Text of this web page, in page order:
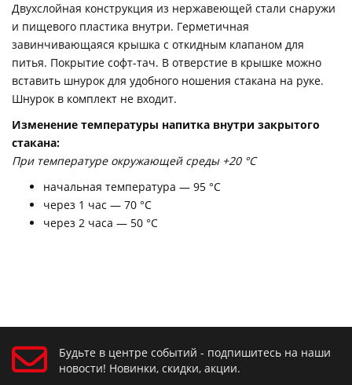
Двухслойная конструкция из нержавеющей стали снаружи
и пищевого пластика внутри. Герметичная
завинчивающаяся крышка с откидным клапаном для
питья. Покрытие софт-тач. В отверстие в крышке можно
вставить шнурок для удобного ношения стакана на руке.
Шнурок в комплект не входит.
Изменение температуры напитка внутри закрытого
стакана:
При температуре окружающей среды +20 °С
начальная температура — 95 °С
через 1 час — 70 °С
через 2 часа — 50 °С
Будьте в центре событий - подпишитесь на наши
новости! Новинки, скидки, акции.